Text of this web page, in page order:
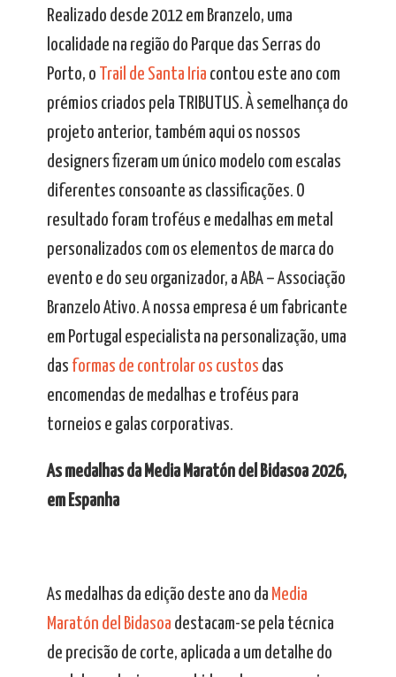
Realizado desde 2012 em Branzelo, uma
localidade na região do Parque das Serras do
Porto, o
Trail de Santa Iria contou este ano com
prémios criados pela TRIBUTUS. À semelhança do
projeto anterior, também aqui os nossos
designers fizeram um único modelo com escalas
diferentes consoante as classificações. O
resultado foram troféus e medalhas em metal
personalizados com os elementos de marca do
evento e do seu organizador, a ABA – Associação
Branzelo Ativo. A nossa empresa é um fabricante
em Portugal especialista na personalização, uma
das formas de controlar os custos das
encomendas de medalhas e troféus para
torneios e galas corporativas.
As medalhas da Media Maratón del Bidasoa 2026,
em Espanha
As medalhas da edição deste ano da Media
Maratón del Bidasoa destacam-se pela técnica
de precisão de corte, aplicada a um detalhe do